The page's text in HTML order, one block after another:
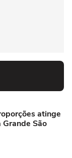
atinge
São